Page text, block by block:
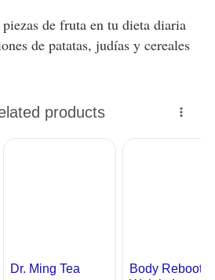
de fruta en tu dieta diaria
de patatas, judías y cereales